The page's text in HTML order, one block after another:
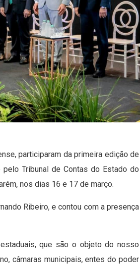
participaram da primeira edição de
Tribunal de Contas do Estado do
nos dias 16 e 17 de março.
Ribeiro, e contou com a presença
que são o objeto do nosso
câmaras municipais, entes do poder